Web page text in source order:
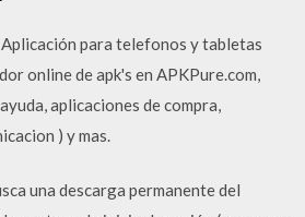
para telefonos y tabletas
online de apk's en APKPure.com,
aplicaciones de compra,
) y mas.
una descarga permanente del